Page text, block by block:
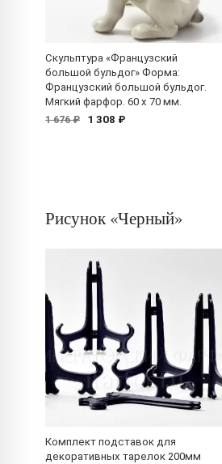
Скульптура «Французский
большой бульдог» Форма:
Французский большой бульдог.
Мягкий фарфор. 60 x 70 мм.
1 676 ₽
1 308 ₽
Рисунок «Черный»
Комплект подставок для
декоративных тарелок 200мм